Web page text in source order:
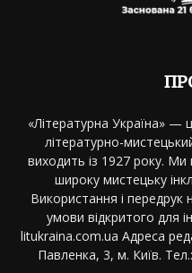
«Літературна Україна» —
літературно-
виходить із 1927 року. Ми
широку мистецьку
Використання і передрук
умови відкритого для
litukraina.com.ua Адреса
Павленка, 3, м. Київ.